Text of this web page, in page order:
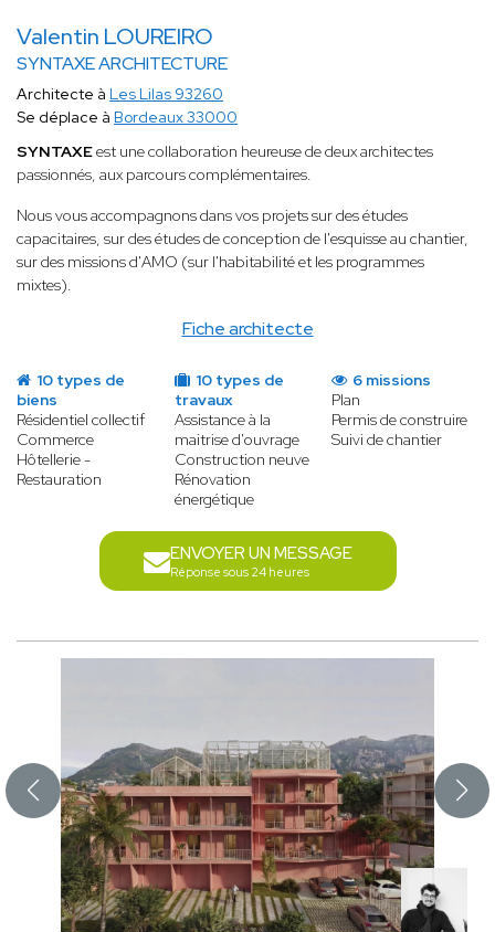
Valentin LOUREIRO
SYNTAXE ARCHITECTURE
Fiche architecte
Architecte à Les Lilas 93260
Se déplace à Bordeaux 33000
SYNTAXEest une collaboration heureuse de deux architectes
passionnés, aux parcours complémentaires.
Nous vous accompagnons dans vos projets sur des études
capacitaires, sur des études de conception de l'esquisse au chantier,
sur des missions d'AMO (sur l'habitabilité et les programmes
mixtes).
10 types de
biens
Résidentiel collectif
Commerce
Hôtellerie -
Restauration
10 types de
travaux
Assistance à la
maitrise d'ouvrage
Construction neuve
Rénovation
énergétique
6 missions
Plan
Permis de construire
Suivi de chantier
ENVOYER UN MESSAGE
Réponse sous 24 heures